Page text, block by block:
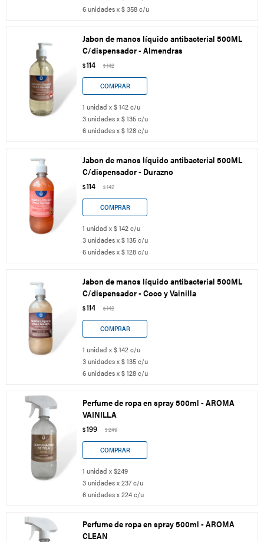
6 unidades x $ 358 c/u
Jabon de manos líquido antibacterial 500ML
C/dispensador - Almendras
$114 $142
1 unidad x $ 142 c/u
3 unidades x $ 135 c/u
6 unidades x $ 128 c/u
Jabon de manos líquido antibacterial 500ML
C/dispensador - Durazno
$114 $142
1 unidad x $ 142 c/u
3 unidades x $ 135 c/u
6 unidades x $ 128 c/u
Jabon de manos líquido antibacterial 500ML
C/dispensador - Coco y Vainilla
$114 $142
1 unidad x $ 142 c/u
3 unidades x $ 135 c/u
6 unidades x $ 128 c/u
Perfume de ropa en spray 500ml - AROMA
VAINILLA
$199 $249
1 unidad x $249
3 unidades x 237 c/u
6 unidades x 224 c/u
Perfume de ropa en spray 500ml - AROMA
CLEAN